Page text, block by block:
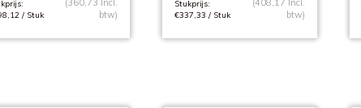
/ Stuk
(360,73 Incl.
btw)
Stukprijs:
€337,33 / Stuk
(408,17 Incl.
btw)